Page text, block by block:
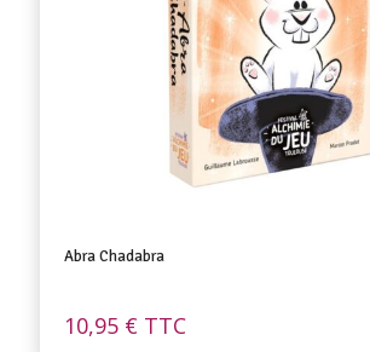
Abra Chadabra
10,95 € TTC